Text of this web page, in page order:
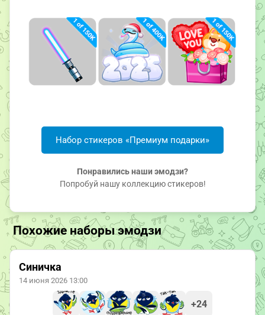
Набор стикеров «Премиум подарки»
Понравились наши эмодзи?
Попробуй нашу коллекцию стикеров!
Похожие наборы эмодзи
Синичка
14 июня 2026 13:00
+24